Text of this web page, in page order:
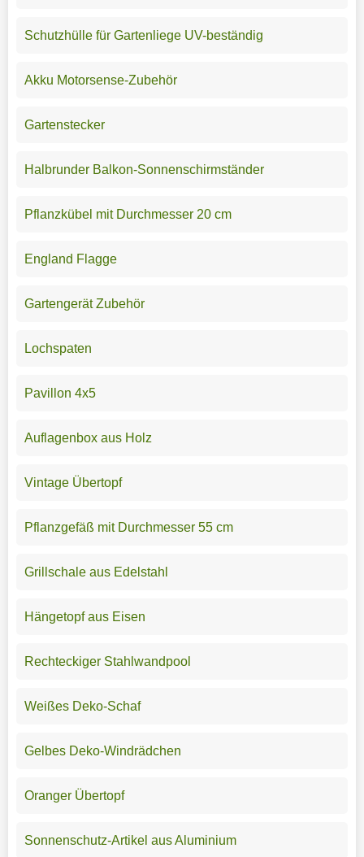
Schutzhülle für Gartenliege UV-beständig
Akku Motorsense-Zubehör
Gartenstecker
Halbrunder Balkon-Sonnenschirmständer
Pflanzkübel mit Durchmesser 20 cm
England Flagge
Gartengerät Zubehör
Lochspaten
Pavillon 4x5
Auflagenbox aus Holz
Vintage Übertopf
Pflanzgefäß mit Durchmesser 55 cm
Grillschale aus Edelstahl
Hängetopf aus Eisen
Rechteckiger Stahlwandpool
Weißes Deko-Schaf
Gelbes Deko-Windrädchen
Oranger Übertopf
Sonnenschutz-Artikel aus Aluminium